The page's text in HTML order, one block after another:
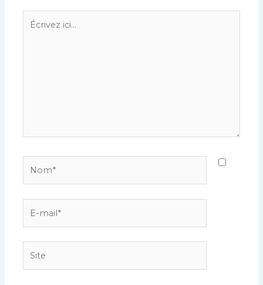
ici…
mail*